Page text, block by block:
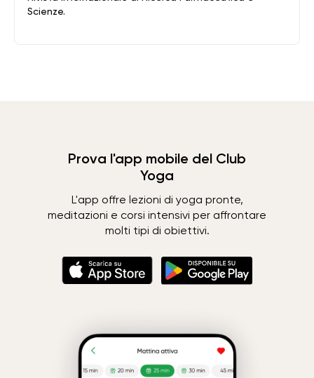
Scienze.
Prova l'app mobile del Club
Yoga
L'app offre lezioni di yoga pronte,
meditazioni e corsi intensivi per affrontare
molti tipi di obiettivi.